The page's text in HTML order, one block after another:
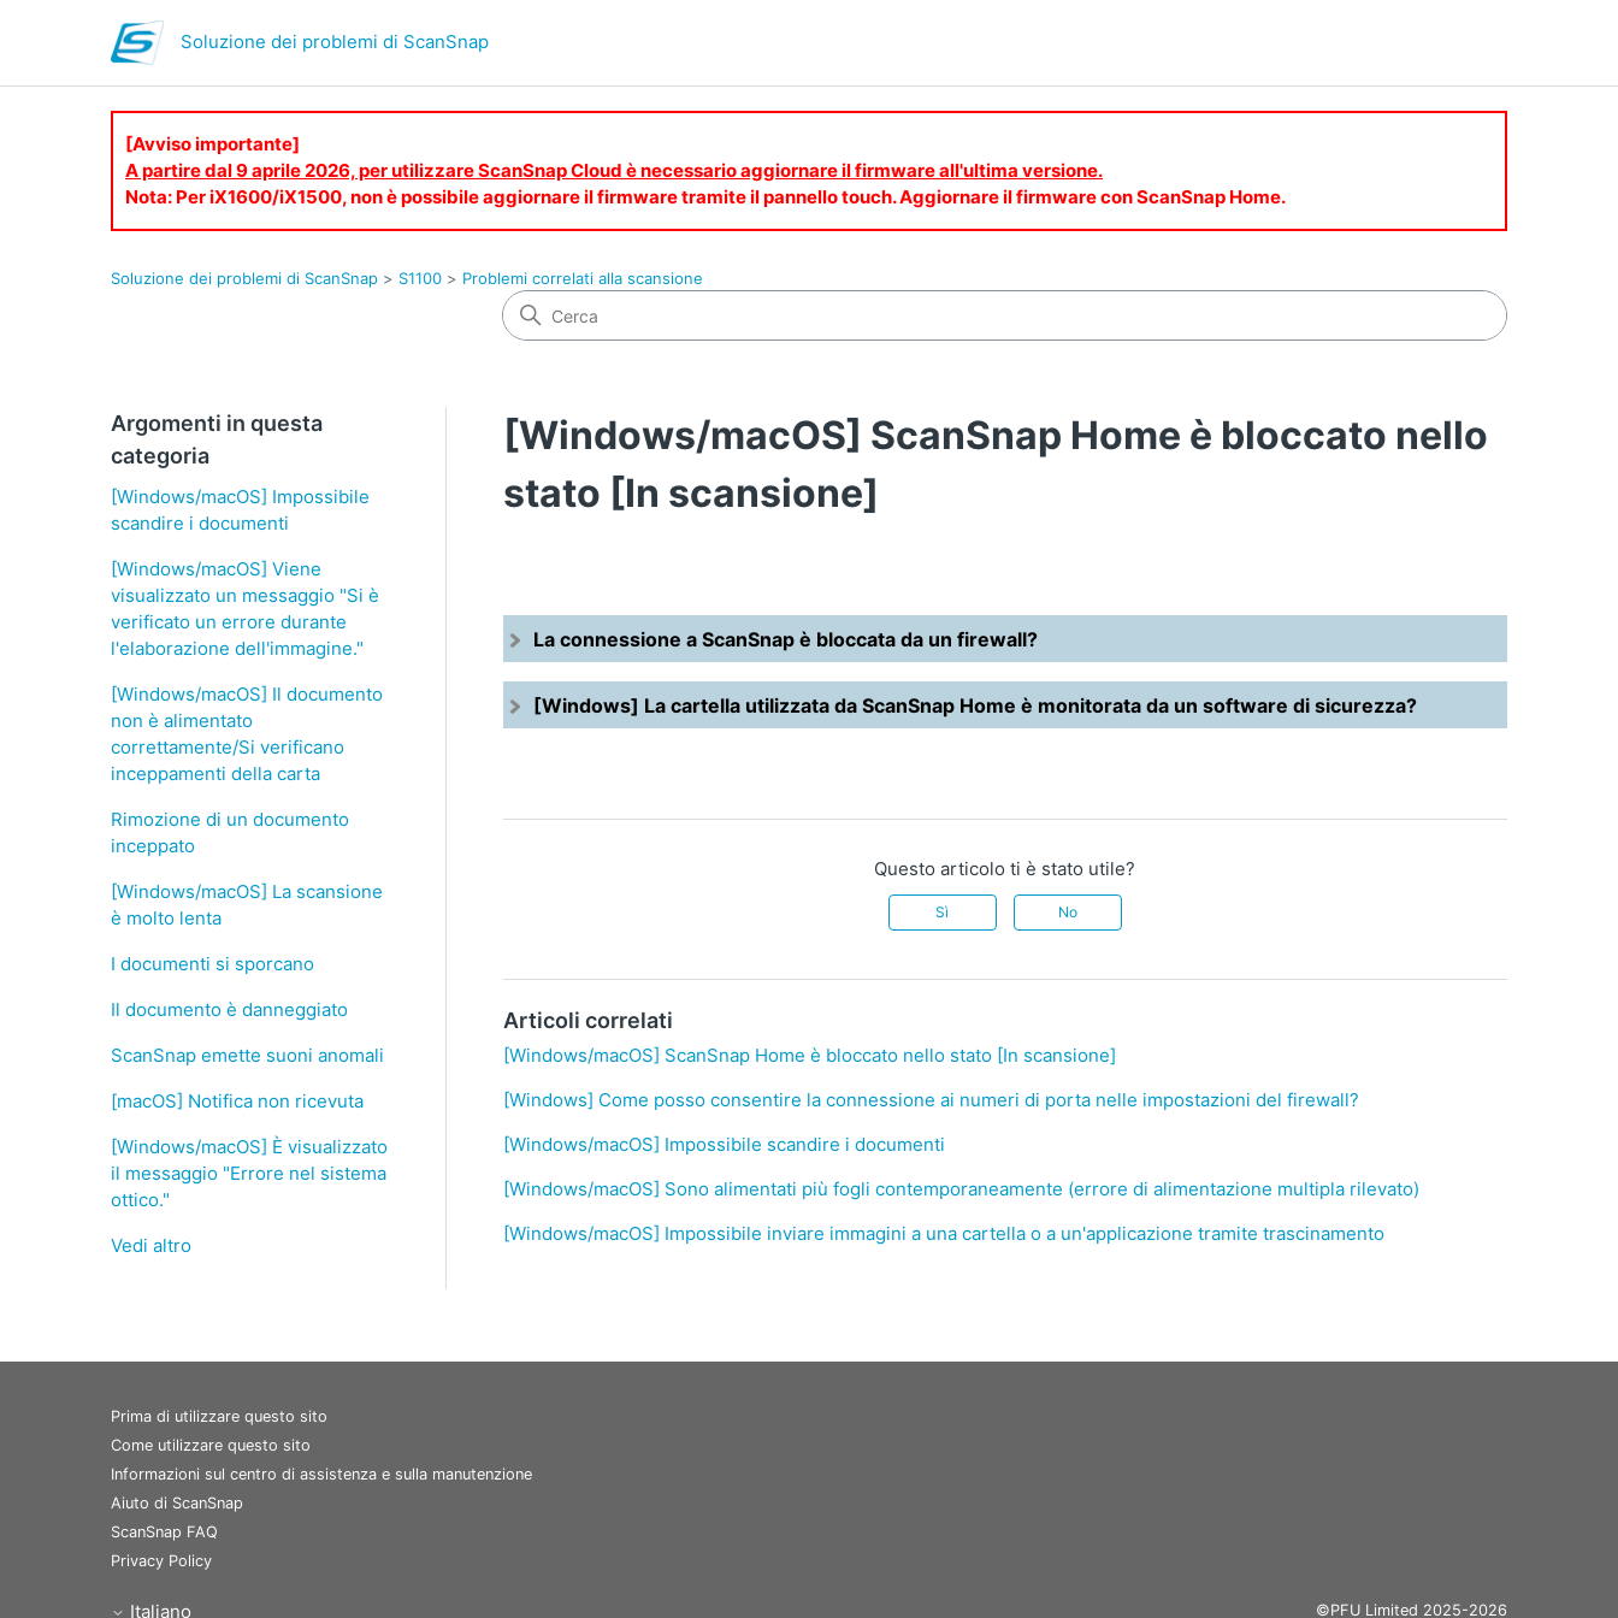
Soluzione dei problemi di ScanSnap
[Avviso importante]
A partire dal 9 aprile 2026, per utilizzare ScanSnap Cloud è necessario aggiornare il firmware all'ultima versione.
Nota: Per iX1600/iX1500, non è possibile aggiornare il firmware tramite il pannello touch. Aggiornare il firmware con ScanSnap Home.
Soluzione dei problemi di ScanSnap S1100 Problemi correlati alla scansione
Argomenti in questa
categoria
[Windows/macOS] Impossibile
scandire i documenti
[Windows/macOS] Viene
visualizzato un messaggio "Si è
verificato un errore durante
l'elaborazione dell'immagine."
[Windows/macOS] Il documento
non è alimentato
correttamente/Si verificano
inceppamenti della carta
Rimozione di un documento
inceppato
[Windows/macOS] La scansione
è molto lenta
I documenti si sporcano
Il documento è danneggiato
ScanSnap emette suoni anomali
[macOS] Notifica non ricevuta
[Windows/macOS] È visualizzato
il messaggio "Errore nel sistema
ottico."
Vedi altro
[Windows/macOS] ScanSnap Home è bloccato nello
stato [In scansione]
La connessione a ScanSnap è bloccata da un firewall?
[Windows] La cartella utilizzata da ScanSnap Home è monitorata da un software di sicurezza?
Questo articolo ti è stato utile?
Sì No
Articoli correlati
[Windows/macOS] ScanSnap Home è bloccato nello stato [In scansione]
[Windows] Come posso consentire la connessione ai numeri di porta nelle impostazioni del firewall?
[Windows/macOS] Impossibile scandire i documenti
[Windows/macOS] Sono alimentati più fogli contemporaneamente (errore di alimentazione multipla rilevato)
[Windows/macOS] Impossibile inviare immagini a una cartella o a un'applicazione tramite trascinamento
Prima di utilizzare questo sito
Come utilizzare questo sito
Informazioni sul centro di assistenza e sulla manutenzione
Aiuto di ScanSnap
ScanSnap FAQ
Privacy Policy
Italiano ©PFU Limited 2025-2026